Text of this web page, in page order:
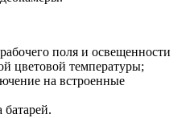
поля и освещенности
цветовой температуры;
на встроенные
батарей.